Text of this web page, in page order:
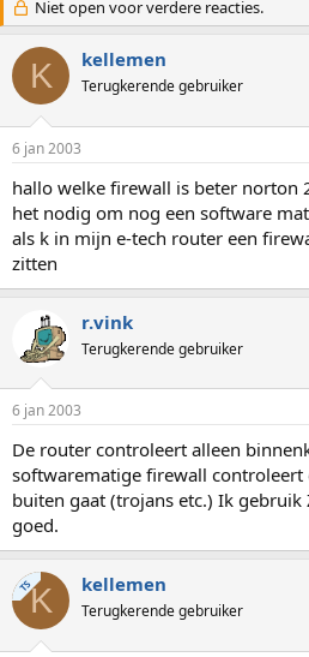
d
e
r
w
e
s
t
a
r
t
e
r
a
r
d
a
m
Niet open voor verdere reacties.
K kellemen
Terugkerende gebruiker
6 jan 2003
hallo welke firewall is beter norton
het nodig om nog een software
als k in mijn e-tech router een
zitten
r.vink
Terugkerende gebruiker
6 jan 2003
De router controleert alleen
softwarematige firewall controleert
buiten gaat (trojans etc.) Ik
goed.
TSK kellemen
Terugkerende gebruiker